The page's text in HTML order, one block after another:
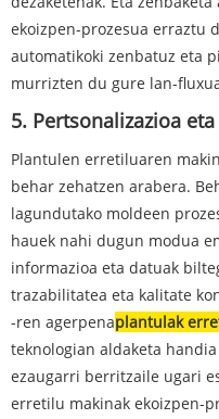
ekoizpen-prozesua erraztu
automatikoki zenbatuz eta
murrizten du gure lan-
5. Pertsonalizazioa
Plantulen erretiluaren
behar zehatzen arabera.
lagundutako moldeen
hauek nahi dugun modua
informazioa eta datuak
trazabilitatea eta kalitate
-ren agerpenaplantulak
teknologian aldaketa
ezaugarri berritzaile ugari
erretilu makinak ekoizpen-